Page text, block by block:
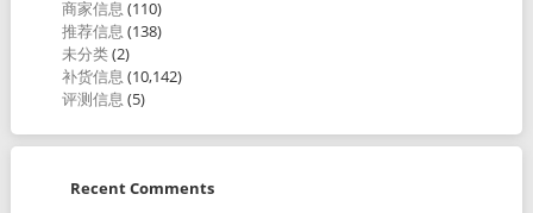
商家信息 (110)
推荐信息 (138)
未分类(2)
补货信息 (10,142)
评测信息 (5)
Recent Comments